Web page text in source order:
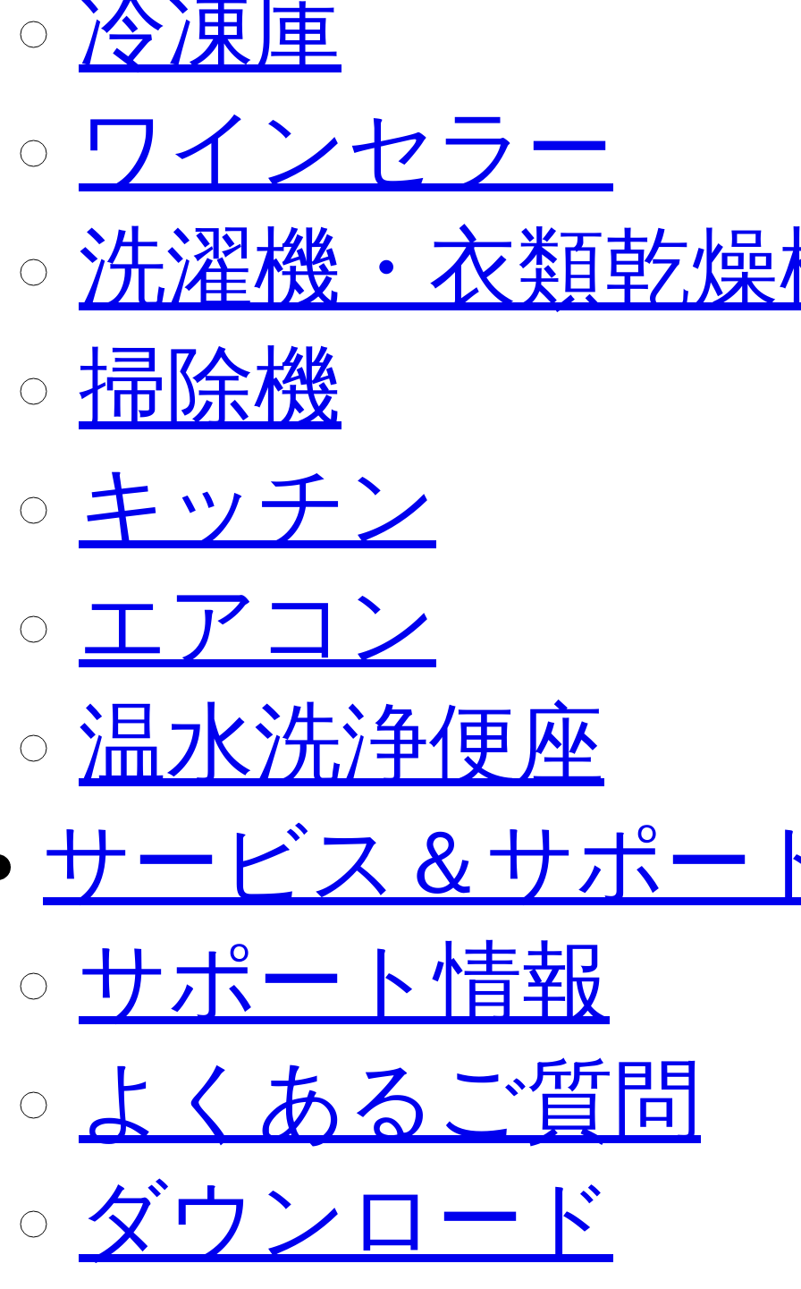
冷凍庫
ワインセラー
洗濯機・衣類乾燥
掃除機
キッチン
エアコン
温水洗浄便座
サービス＆サポー
サポート情報
よくあるご質問
ダウンロード